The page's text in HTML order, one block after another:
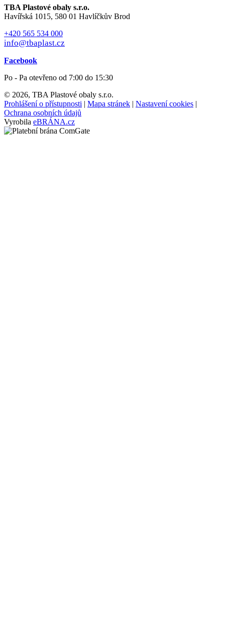
TBA Plastové obaly s.r.o.
Havířská 1015, 580 01 Havlíčkův Brod
+420 565 534 000
info@tbaplast.cz
Facebook
Po - Pa otevřeno od 7:00 do 15:30
© 2026, TBA Plastové obaly s.r.o.
Prohlášení o přístupnosti | Mapa stránek | Nastavení cookies |
Ochrana osobních údajů
Vyrobila eBRÁNA.cz